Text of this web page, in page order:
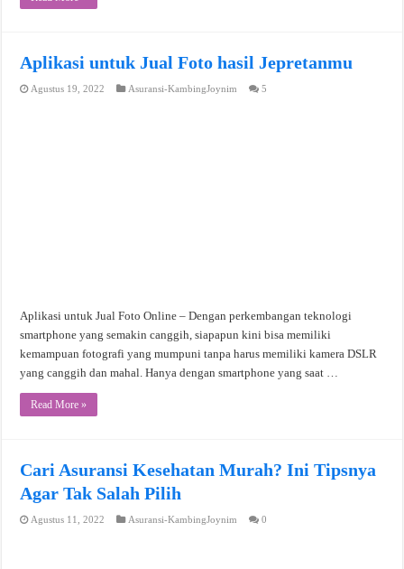
Aplikasi untuk Jual Foto hasil Jepretanmu
Agustus 19, 2022 Asuransi-KambingJoynim 5
Aplikasi untuk Jual Foto Online – Dengan perkembangan teknologi
smartphone yang semakin canggih, siapapun kini bisa memiliki
kemampuan fotografi yang mumpuni tanpa harus memiliki kamera DSLR
yang canggih dan mahal. Hanya dengan smartphone yang saat …
Read More »
Cari Asuransi Kesehatan Murah? Ini Tipsnya
Agar Tak Salah Pilih
Agustus 11, 2022 Asuransi-KambingJoynim 0